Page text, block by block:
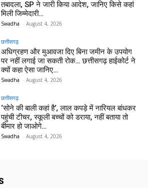
तबादला, SP ने जारी किया आदेश, जानिए किसे कहां
मिली जिम्मेदारी…
Swadha - August 4, 2026
छत्तीसगढ़
अधिग्रहण और मुआवजा दिए बिना जमीन के उपयोग
पर नहीं लगाई जा सकती रोक… छत्तीसगढ़ हाईकोर्ट ने
क्यों कहा ऐसा जानिए…
Swadha - August 4, 2026
छत्तीसगढ़
‘सोने की बाली कहां है’, लाल कपड़े में नारियल बांधकर
पहुंची टीचर, स्कूली बच्चों को डराया, नहीं बताया तो
बीमार हो जाओगे…
Swadha - August 4, 2026